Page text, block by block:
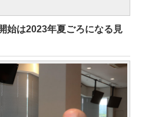
始は2023年夏ごろになる見